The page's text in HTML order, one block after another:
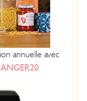
annuelle avec